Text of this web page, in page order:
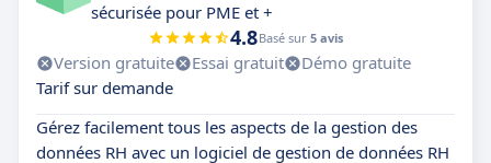
sécurisée pour PME et +
4.8Basé sur 5 avis
Version gratuite Essai gratuit
Démo gratuite
Tarif sur demande
Gérez facilement tous les aspects de la gestion des
données RH avec un logiciel de gestion de données RH